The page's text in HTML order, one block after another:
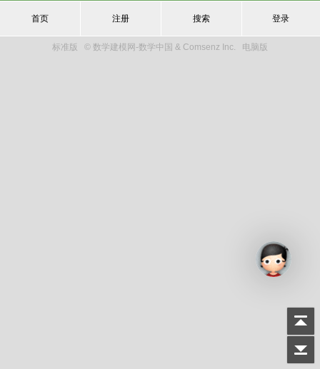
首页 注册 搜索 登录
标准版 © 数学建模网-数学中国 & Comsenz Inc. 电脑版